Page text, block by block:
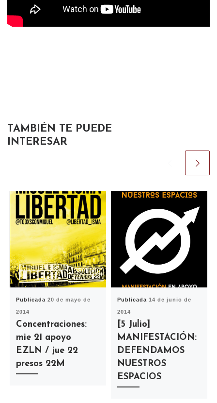
TAMBIÉN TE PUEDE
INTERESAR
Publicada20 de mayo de
2014
Concentraciones:
mie 21 apoyo
EZLN / jue 22
presos 22M
Publicada14 de junio de
2014
[5 Julio]
MANIFESTACIÓN:
DEFENDAMOS
NUESTROS
ESPACIOS